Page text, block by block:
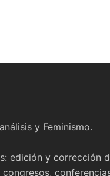
y Feminismo.
edición y corrección